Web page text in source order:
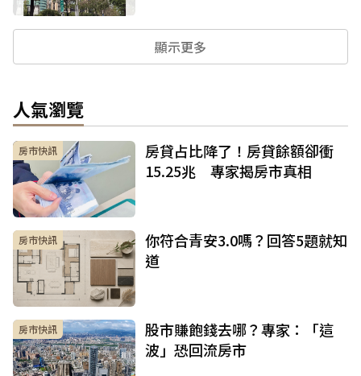
顯示更多
人氣瀏覽
房市快訊
房貸占比降了！房貸餘額卻衝
15.25兆 專家揭房市真相
房市快訊
你符合青安3.0嗎？回答5題就知
道
房市快訊
股市賺飽錢去哪？專家：「這
波」恐回流房市